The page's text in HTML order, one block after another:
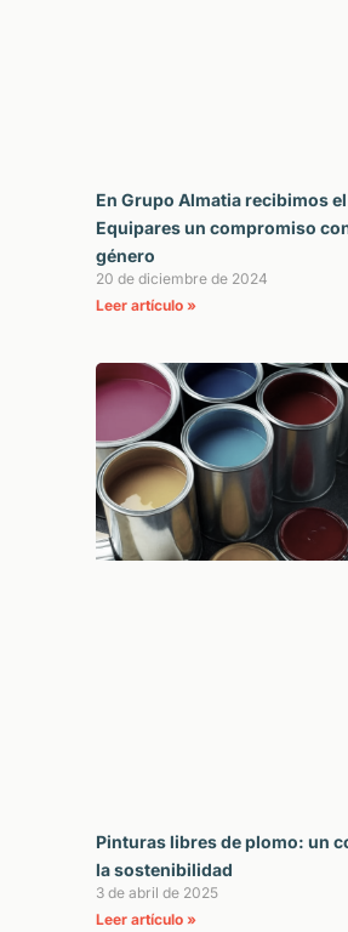
En Grupo Almatia recibimos
Equipares un compromiso
género
20 de diciembre de 2024
Leer artículo »
Pinturas libres de plomo: un
la sostenibilidad
3 de abril de 2025
Leer artículo »